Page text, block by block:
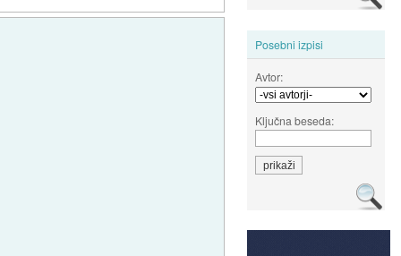
Posebni izpisi
Avtor:
Ključna beseda: